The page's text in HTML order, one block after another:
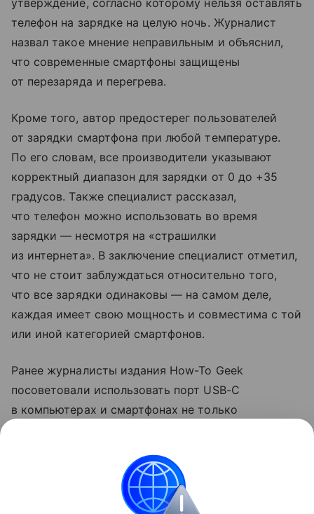
утверждение, согласно которому нельзя оставлять
телефон на зарядке на целую ночь. Журналист
назвал такое мнение неправильным и объяснил,
что современные смартфоны защищены
от перезаряда и перегрева.
Кроме того, автор предостерег пользователей
от зарядки смартфона при любой температуре.
По его словам, все производители указывают
корректный диапазон для зарядки от 0 до +35
градусов. Также специалист рассказал,
что телефон можно использовать во время
зарядки — несмотря на «страшилки
из интернета». В заключение специалист отметил,
что не стоит заблуждаться относительно того,
что все зарядки одинаковы — на самом деле,
каждая имеет свою мощность и совместима с той
или иной категорией смартфонов.
Ранее журналисты издания How-To Geek
посоветовали использовать порт USB-C
в компьютерах и смартфонах не только
скорости и подключаться к мониторам.